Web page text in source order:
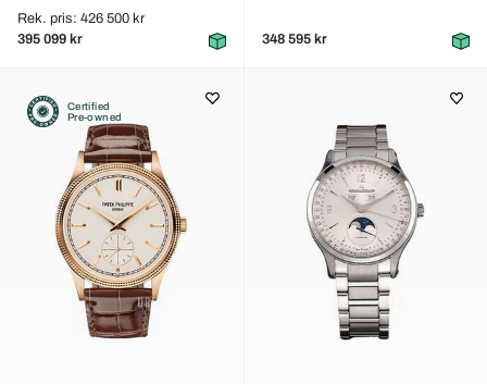
Rek. pris: 426 500 kr
395 099 kr
348 595 kr
Certified
Pre-owned